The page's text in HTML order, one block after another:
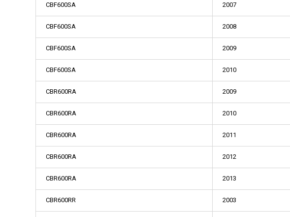
CBF600SA 2007
CBF600SA 2008
CBF600SA 2009
CBF600SA 2010
CBR600RA 2009
CBR600RA 2010
CBR600RA 2011
CBR600RA 2012
CBR600RA 2013
CBR600RR 2003